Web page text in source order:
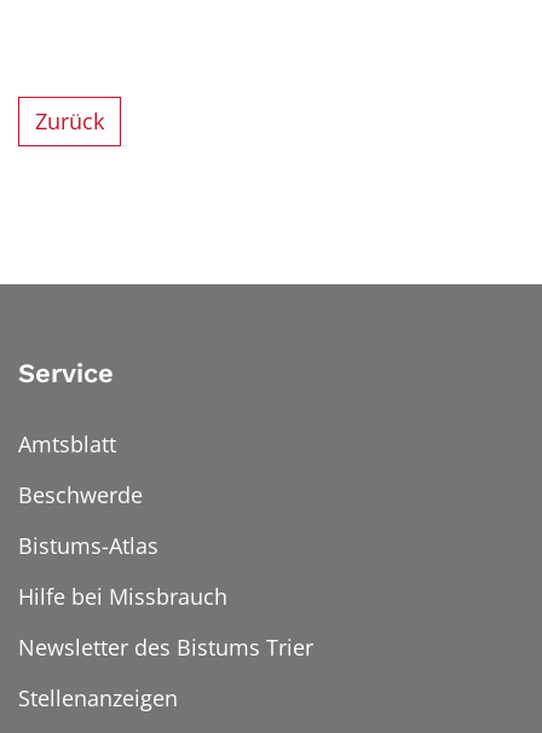
Zurück
Service
Amtsblatt
Beschwerde
Bistums-Atlas
Hilfe bei Missbrauch
Newsletter des Bistums Trier
Stellenanzeigen